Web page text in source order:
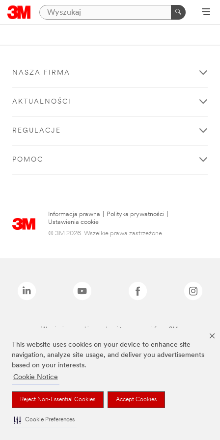
This website uses cookies on your device to enhance site
navigation, analyze site usage, and deliver you advertisements
based on your interests.
Cookie Notice
Reject Non-Essential Cookies Accept Cookies
Cookie Preferences
NASZA FIRMA
AKTUALNOŚCI
REGULACJE
POMOC
Informacja prawna Polityka prywatności
Ustawienia cookie
© 3M 2026. Wszelkie prawa zastrzeżone.
Wymienione marki są znakami towarowymi firmy 3M.